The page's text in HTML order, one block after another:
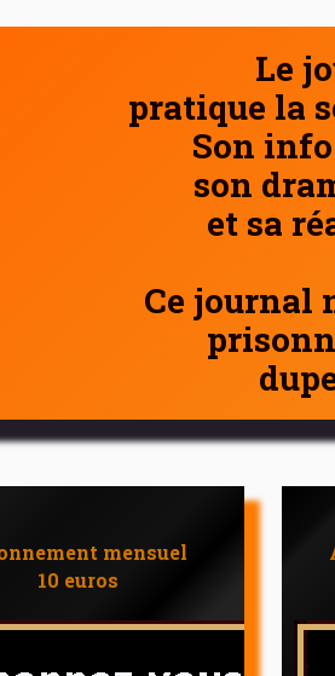
Le
pratique la
Son
son
et sa
Ce journal
mensuel
10 euros